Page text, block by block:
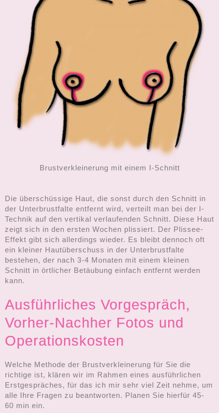
Brustverkleinerung mit einem I-Schnitt
Die überschüssige Haut, die sonst durch den Schnitt in
der Unterbrustfalte entfernt wird, verteilt man bei der I-
Technik auf den vertikal verlaufenden Schnitt. Diese Haut
zeigt sich in den ersten Wochen plissiert. Der Plissee-
Effekt gibt sich allerdings wieder. Es bleibt dennoch oft
ein kleiner Hautüberschuss in der Unterbrustfalte
bestehen, der nach 3-4 Monaten mit einem kleinen
Schnitt in örtlicher Betäubung einfach entfernt werden
kann.
Ausführliches Vorgespräch,
Vorher-Nachher Fotos und
Operationskosten
Welche Methode der Brustverkleinerung für Sie die
richtige ist, klären wir im Rahmen eines ausführlichen
Erstgespräches, für das ich mir sehr viel Zeit nehme, um
alle Ihre Fragen zu beantworten. Planen Sie hierfür 45-
60 min ein.